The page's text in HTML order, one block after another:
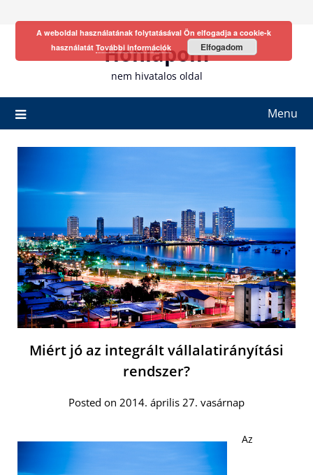
Honlapom
nem hivatalos oldal
Menu
Miért jó az integrált vállalatirányítási
rendszer?
Posted on 2014. április 27. vasárnap
Az
A weboldal használatának folytatásával Ön elfogadja a cookie-k
használatát További információk Elfogadom